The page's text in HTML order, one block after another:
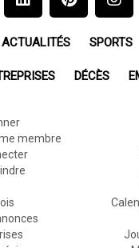
ACTUALITÉS SPORTS
DÉCÈS
membre